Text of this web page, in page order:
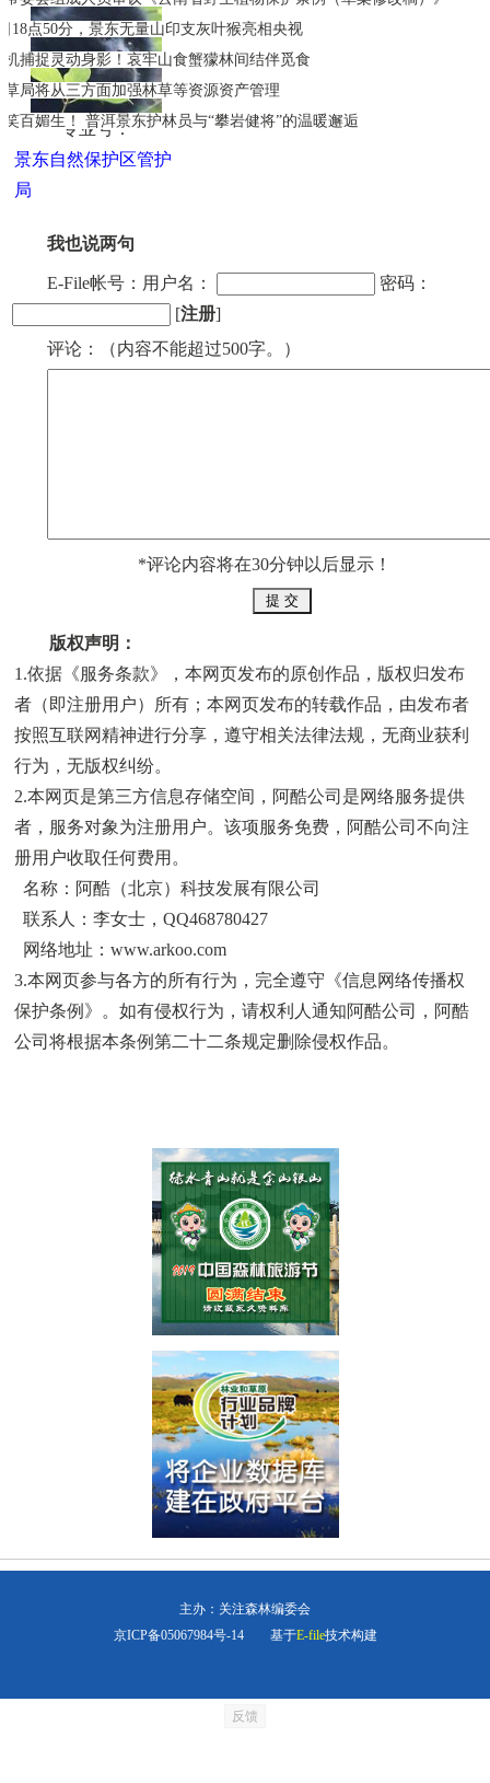
专业号：
景东自然保护区管护
局
18点50分，景东无量山印支灰叶猴亮相央视
机捕捉灵动身影！哀牢山食蟹獴林间结伴觅食
草局将从三方面加强林草等资源资产管理
笑百媚生！ 普洱景东护林员与“攀岩健将”的温暖邂逅
我也说两句
E-File帐号：用户名：
密码：
[注册]
评论：（内容不能超过500字。）
*评论内容将在30分钟以后显示！
版权声明：
1.依据《服务条款》，本网页发布的原创作品，版权归发布
者（即注册用户）所有；本网页发布的转载作品，由发布者
按照互联网精神进行分享，遵守相关法律法规，无商业获利
行为，无版权纠纷。
2.本网页是第三方信息存储空间，阿酷公司是网络服务提供
者，服务对象为注册用户。该项服务免费，阿酷公司不向注
册用户收取任何费用。
名称：阿酷（北京）科技发展有限公司
联系人：李女士，QQ468780427
网络地址： www.arkoo.com
3.本网页参与各方的所有行为，完全遵守《信息网络传播权
保护条例 》。如有侵权行为，请权利人通知阿酷公司，阿酷
公司将根据本条例第二十二条规定删除侵权作品。
主办：关注森林编委会
京ICP备05067984号-14基于E-file技术构建
反馈